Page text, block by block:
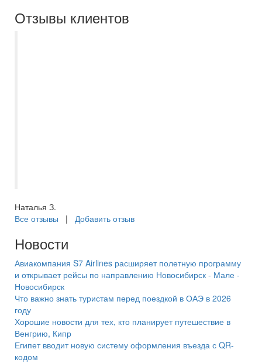
Отзывы клиентов
Наталья З.
Все отзывы | Добавить отзыв
Новости
Авиакомпания S7 Airlines расширяет полетную программу
и открывает рейсы по направлению Новосибирск - Мале -
Новосибирск
Что важно знать туристам перед поездкой в ОАЭ в 2026
году
Хорошие новости для тех, кто планирует путешествие в
Венгрию, Кипр
Египет вводит новую систему оформления въезда с QR-
кодом